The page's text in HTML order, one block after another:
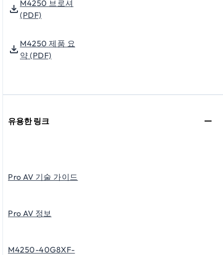
M4250 브로셔
(PDF)
M4250 제품 요
약 (PDF)
유용한 링크
Pro AV 기술 가이드
Pro AV 정보
M4250-40G8XF-